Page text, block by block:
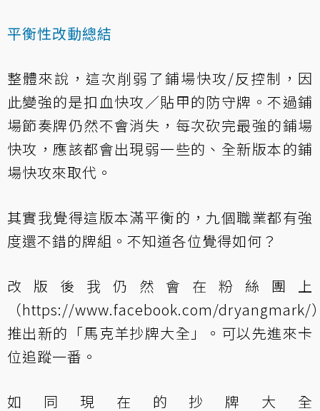
平衡性改動總結
整體來說，這次削弱了鋪場快攻/反控制，因
此變強的是扣血快攻／貼甲的防守牌。不過鋪
場節奏牌仍然不會消失，每次砍完最強的鋪場
快攻，應該都會出現弱一些的、全新版本的鋪
場快攻來取代。
其實我覺得這版本滿平衡的，九個職業都有強
度還不錯的牌組。不知道各位覺得如何？
改版後我仍然會在粉絲團上
（https://www.facebook.com/dryangmark/
推出新的「馬克羊抄牌大全」。可以先進來卡
位追蹤一番。
如同現在的抄牌大全